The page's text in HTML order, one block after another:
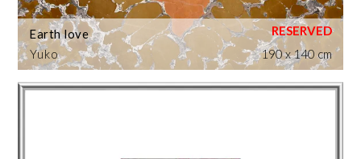
Yuko
Earth love
190 x 140 cm